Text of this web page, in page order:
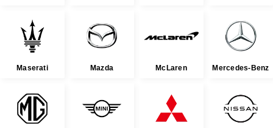
Maserati Mazda McLaren Mercedes-Benz